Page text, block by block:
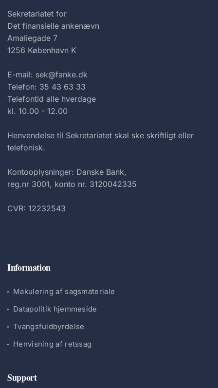
Sekretariatet for
Det finansielle ankenævn
Amaliegade 7
1256 København K
E-mail: sek@fanke.dk
Telefon: 35 43 63 33
Telefontid alle hverdage
kl. 10.00 - 12.00
Henvendelse til Sekretariatet skal ske skriftligt eller
telefonisk.
Kontooplysninger: Danske Bank,
reg.nr 3001, konto nr. 3120042335
CVR: 12232543
Information
Makulering af sagsmateriale
Datapolitik hjemmeside
Tvangsfuldbyrdelse
Henvisning af retssag
Support